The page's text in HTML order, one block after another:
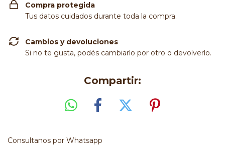
Compra protegida
Tus datos cuidados durante toda la compra.
Cambios y devoluciones
Si no te gusta, podés cambiarlo por otro o devolverlo.
Compartir:
Consultanos por Whatsapp